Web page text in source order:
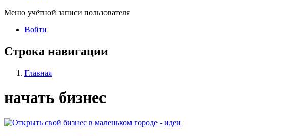
Меню учётной записи пользователя
Войти
Строка навигации
Главная
начать бизнес